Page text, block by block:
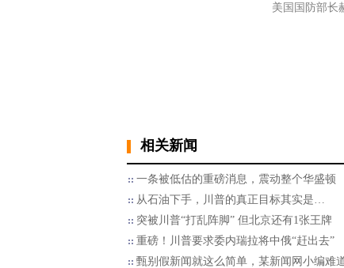
美国国防部长
相关新闻
一条被低估的重磅消息，震动整个华盛顿
从石油下手，川普的真正目标其实是…
突被川普“打乱阵脚” 但北京还有1张王牌
重磅！川普要求委内瑞拉将中俄“赶出去”
甄别假新闻就这么简单，某新闻网小编难